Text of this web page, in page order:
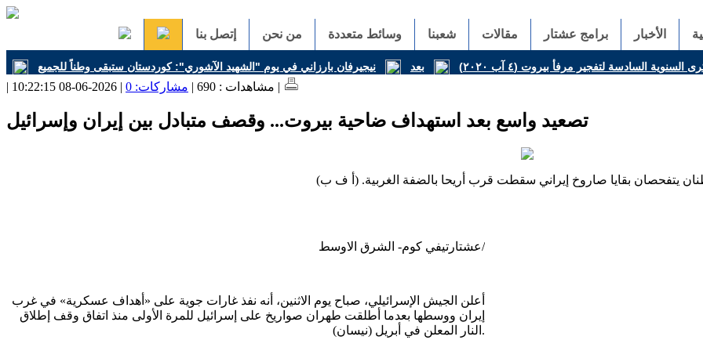
الأخبار برامج عشتار مقالات شعبنا وسائط متعددة من نحن إتصل بنا
نيجيرفان بارزاني في يوم "الشهيد الآشوري": كوردستان ستبقى وطناً للجميع السادسة لتفجير مرفأ بيروت (٤ آب ٢٠٢٠)
| مشاهدات : 690 | مشاركات: 0 | 2026-06-08 10:22:15 |
تصعيد واسع بعد استهداف ضاحية بيروت... وقصف متبادل بين إيران وإسرائيل
يتفحصان بقايا صاروخ إيراني سقطت قرب أريحا بالضفة الغربية. (أ ف ب)
عشتارتيفي كوم- الشرق الاوسط/
أعلن الجيش الإسرائيلي، صباح يوم الاثنين، أنه نفذ غارات جوية على «أهداف عسكرية» في غرب
إيران ووسطها بعدما أطلقت طهران صواريخ على إسرائيل للمرة الأولى منذ اتفاق وقف إطلاق
النار المعلن في أبريل (نيسان).